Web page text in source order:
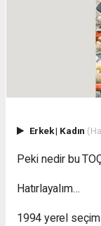
Erkek| Kadın
Peki nedir bu
Hatırlayalım…
1994 yerel